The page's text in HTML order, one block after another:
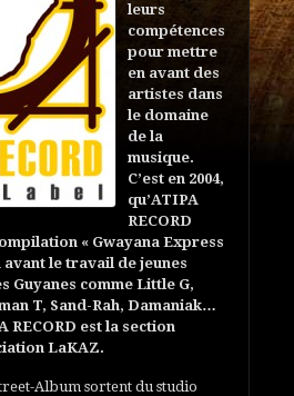
leurs
compétences
pour mettre
en avant des
artistes dans
le domaine
de la
musique.
C’est en 2004,
qu’ATIPA
RECORD
« Gwayana Express
avant le travail de jeunes
Guyanes comme Little G,
T, Sand-Rah, Damaniak…
RECORD est la section
LaKAZ.
Album sortent du studio